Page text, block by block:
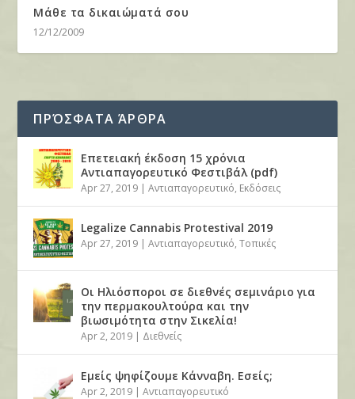
Μάθε τα δικαιώματά σου
12/12/2009
ΠΡΌΣΦΑΤΑ ΆΡΘΡΑ
Επετειακή έκδοση 15 χρόνια
Αντιαπαγορευτικό Φεστιβάλ (pdf)
Apr 27, 2019 |Αντιαπαγορευτικό, Εκδόσεις
Legalize Cannabis Protestival 2019
Apr 27, 2019 |Αντιαπαγορευτικό,Τοπικές
Οι Ηλιόσποροι σε διεθνές σεμινάριο για
την περμακουλτούρα και την
βιωσιμότητα στην Σικελία!
Apr 2, 2019 | Διεθνείς
Εμείς ψηφίζουμε Κάνναβη. Εσείς;
Apr 2, 2019 |Αντιαπαγορευτικό